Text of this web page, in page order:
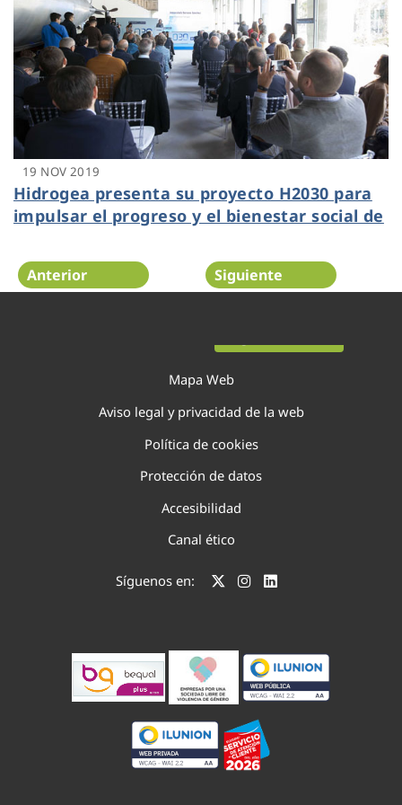
19 NOV 2019
Hidrogea presenta su proyecto H2030 para
impulsar el progreso y el bienestar social de
Anterior Siguiente
Mapa Web
Aviso legal y privacidad de la web
Política de cookies
Protección de datos
Accesibilidad
Canal ético
Síguenos en: